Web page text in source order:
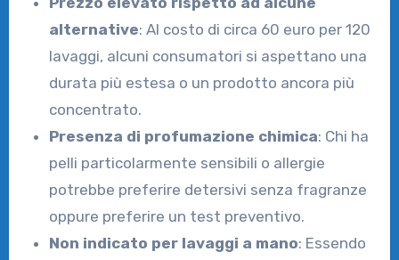
alternative: Al costo di circa 60 euro per 120
lavaggi, alcuni consumatori si aspettano una
durata più estesa o un prodotto ancora più
concentrato.
Presenza di profumazione chimica: Chi ha
pelli particolarmente sensibili o allergie
potrebbe preferire detersivi senza fragranze
oppure preferire un test preventivo.
Non indicato per lavaggi a mano: Essendo